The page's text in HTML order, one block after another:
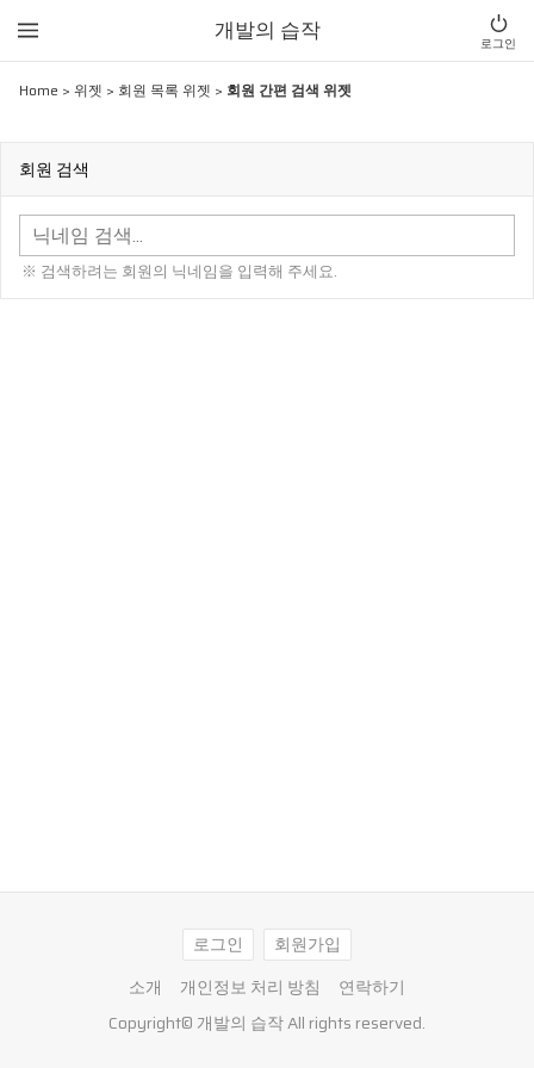
개발의 습작 로그인
Home > 위젯 > 회원 목록 위젯 > 회원 간편 검색 위젯
회원 검색
※ 검색하려는 회원의 닉네임을 입력해 주세요.
로그인
회원가입
소개
개인정보 처리 방침
연락하기
Copyright© 개발의 습작All rights reserved.